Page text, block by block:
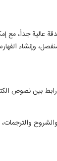
جداً، مع
وإنشاء
رابط بين نصوص